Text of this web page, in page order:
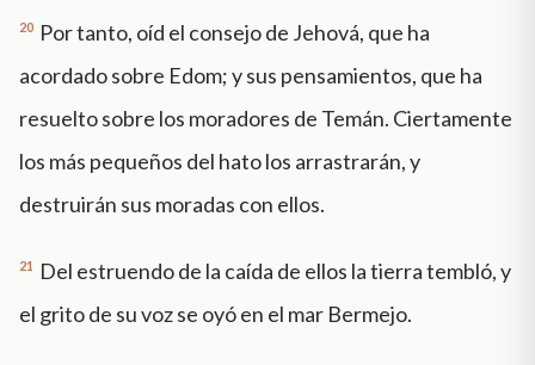
20 Por tanto, oíd el consejo de Jehová, que ha
acordado sobre Edom; y sus pensamientos, que ha
resuelto sobre los moradores de Temán. Ciertamente
los más pequeños del hato los arrastrarán, y
destruirán sus moradas con ellos.
21
Del estruendo de la caída de ellos la tierra tembló, y
el grito de su voz se oyó en el mar Bermejo.